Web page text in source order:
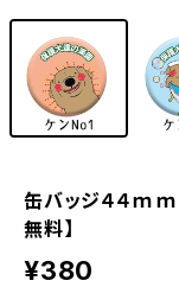
缶バッジ４４ｍ
無料】
¥380